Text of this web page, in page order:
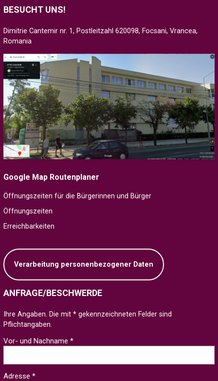
BESUCHT UNS!
Dimitrie Cantemir nr. 1, Postleitzahl 620098, Focsani, Vrancea,
Romania
Google Map Routenplaner
Öffnungszeiten für die Bürgerinnen und Bürger
Öffnungszeiten
Erreichbarkeiten
Verarbeitung personenbezogener Daten
ANFRAGE/BESCHWERDE
Ihre Angaben. Die mit * gekennzeichneten Felder sind
Pflichtangaben.
Vor- und Nachname *
Adresse *